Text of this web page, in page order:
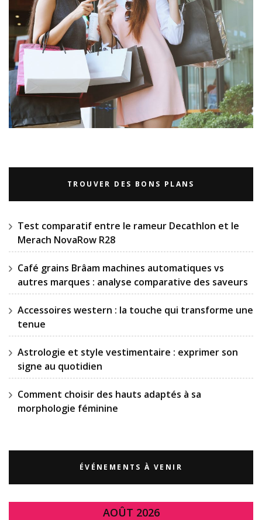
TROUVER DES BONS PLANS
Test comparatif entre le rameur Decathlon et le
Merach NovaRow R28
Café grains Brâam machines automatiques vs
autres marques : analyse comparative des saveurs
Accessoires western : la touche qui transforme une
tenue
Astrologie et style vestimentaire : exprimer son
signe au quotidien
Comment choisir des hauts adaptés à sa
morphologie féminine
ÉVÉNEMENTS À VENIR
AOÛT 2026